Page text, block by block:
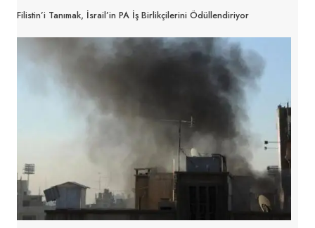
Filistin’i Tanımak, İsrail’in PA İş Birlikçilerini Ödüllendiriyor